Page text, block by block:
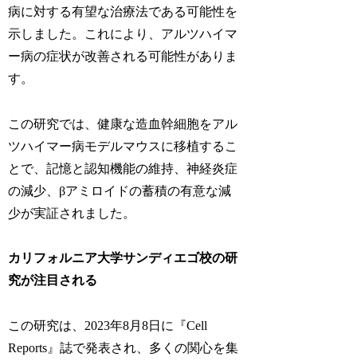
病に対する有望な治療法である可能性を
示しました。これにより、アルツハイマ
ー病の症状が改善される可能性がありま
す。
この研究では、健康な造血幹細胞をアル
ツハイマー病モデルマウスに移植するこ
とで、記憶と認知機能の維持、神経炎症
の減少、βアミロイドの蓄積の有意な減
少が実証されました。
カリフォルニア大学サンディエゴ校の研
究が注目される
この研究は、2023年8月8日に『Cell
Reports』誌で発表され、多くの関心を集